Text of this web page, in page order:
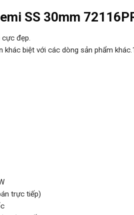
SS 30mm
đẹp.
khác biệt với các dòng sản phẩm
trực tiếp)